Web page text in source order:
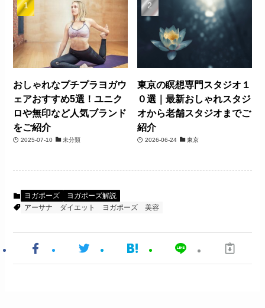
おしゃれなプチプラヨガウ
ェアおすすめ5選！ユニク
ロや無印など人気ブランド
をご紹介
2025-07-10 未分類
東京の瞑想専門スタジオ１
０選｜最新おしゃれスタジ
オから老舗スタジオまでご
紹介
2026-06-24 東京
ヨガポーズ
ヨガポーズ解説
アーサナ
ダイエット ヨガポーズ 美容